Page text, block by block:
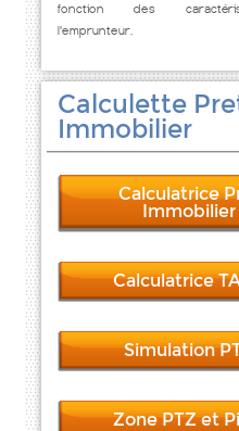
fonction des
l'emprunteur.
Calculette
Immobilier
Calculatrice
Immobilier
Calculatrice
Simulation
Zone PTZ et